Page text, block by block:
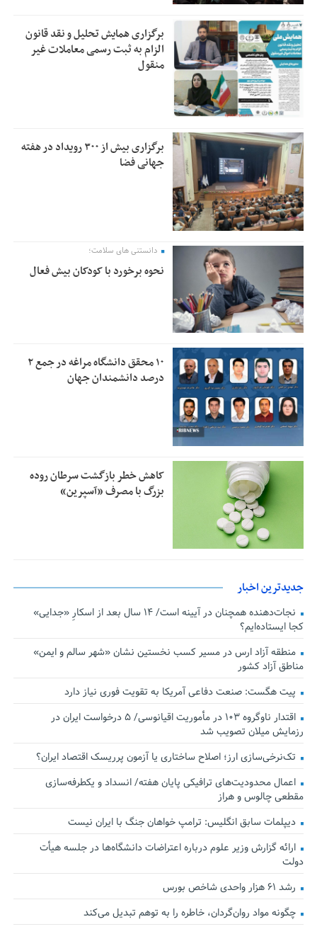
برگزاری همایش تحلیل و نقد قانون
الزام به ثبت رسمی معاملات غیر
منقول
برگزاری بیش از ۳۰۰ رویداد در هفته
جهانی فضا
دانستنی های سلامت؛
نحوه برخورد با کودکان بیش فعال
۱۰ محقق دانشگاه مراغه در جمع ۲
درصد دانشمندان جهان
کاهش خطر بازگشت سرطان روده
بزرگ با مصرف «آسپرین»
جدیدترین اخبار
نجات‌دهنده‌ همچنان در آیینه است/ ۱۴ سال بعد از اسکارِ «جدایی»
کجا ایستاده‌ایم؟
منطقه آزاد ارس در مسیر کسب نخستین نشان «شهر سالم و ایمن»
مناطق آزاد کشور
پیت هگست: صنعت دفاعی آمریکا به تقویت فوری نیاز دارد
اقتدار ناوگروه ۱۰۳ در مأموریت‌ اقیانوسی/ ۵ درخواست ایران در
رزمایش میلان تصویب شد
تک‌نرخی‌سازی ارز؛ اصلاح ساختاری یا آزمون پرریسک اقتصاد ایران؟
اعمال محدودیت‌های ترافیکی پایان هفته/ انسداد و یکطرفه‌سازی
مقطعی چالوس و هراز
دیپلمات سابق انگلیس:‌ ترامپ خواهان جنگ با ایران نیست
ارائه گزارش وزیر علوم درباره اعتراضات دانشگاه‌ها در جلسه هیأت
دولت
رشد ۶۱ هزار واحدی شاخص بورس
چگونه مواد روان‌گردان، خاطره را به توهم تبدیل می‌کند